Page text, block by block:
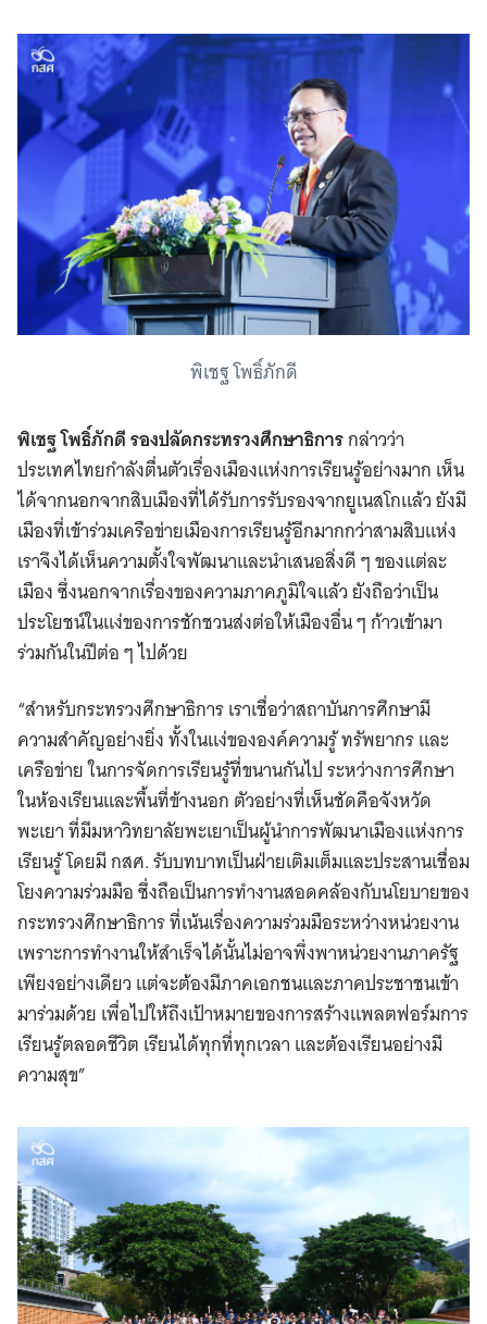
พิเชฐ โพธิ์ภักดี
พิเชฐ โพธิ์ภักดี รองปลัดกระทรวงศึกษาธิการกล่าวว่า
ประเทศไทยกำลังตื่นตัวเรื่องเมืองแห่งการเรียนรู้อย่างมาก เห็น
ได้จากนอกจากสิบเมืองที่ได้รับการรับรองจากยูเนสโกแล้ว ยังมี
เมืองที่เข้าร่วมเครือข่ายเมืองการเรียนรู้อีกมากกว่าสามสิบแห่ง
เราจึงได้เห็นความตั้งใจพัฒนาและนำเสนอสิ่งดี ๆ ของแต่ละ
เมือง ซึ่งนอกจากเรื่องของความภาคภูมิใจแล้ว ยังถือว่าเป็น
ประโยชน์ในแง่ของการชักชวนส่งต่อให้เมืองอื่น ๆ ก้าวเข้ามา
ร่วมกันในปีต่อ ๆ ไปด้วย
“สำหรับกระทรวงศึกษาธิการ เราเชื่อว่าสถาบันการศึกษามี
ความสำคัญอย่างยิ่ง ทั้งในแง่ขององค์ความรู้ ทรัพยากร และ
เครือข่าย ในการจัดการเรียนรู้ที่ขนานกันไป ระหว่างการศึกษา
ในห้องเรียนและพื้นที่ข้างนอก ตัวอย่างที่เห็นชัดคือจังหวัด
พะเยา ที่มีมหาวิทยาลัยพะเยาเป็นผู้นำการพัฒนาเมืองแห่งการ
เรียนรู้ โดยมี กสศ. รับบทบาทเป็นฝ่ายเติมเต็มและประสานเชื่อม
โยงความร่วมมือ ซึ่งถือเป็นการทำงานสอดคล้องกับนโยบายของ
กระทรวงศึกษาธิการ ที่เน้นเรื่องความร่วมมือระหว่างหน่วยงาน
เพราะการทำงานให้สำเร็จได้นั้นไม่อาจพึ่งพาหน่วยงานภาครัฐ
เพียงอย่างเดียว แต่จะต้องมีภาคเอกชนและภาคประชาชนเข้า
มาร่วมด้วย เพื่อไปให้ถึงเป้าหมายของการสร้างแพลตฟอร์มการ
เรียนรู้ตลอดชีวิต เรียนได้ทุกที่ทุกเวลา และต้องเรียนอย่างมี
ความสุข”